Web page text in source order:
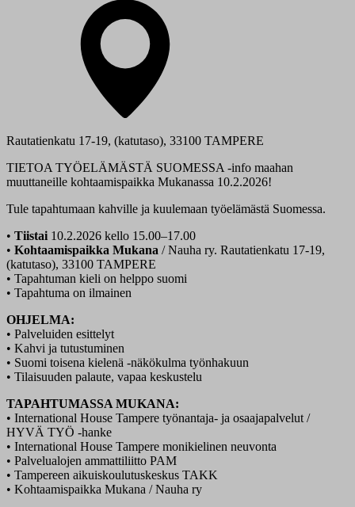
Rautatienkatu 17-19, (katutaso), 33100 TAMPERE
TIETOA TYÖELÄMÄSTÄ SUOMESSA -info maahan
muuttaneille kohtaamispaikka Mukanassa 10.2.2026!
Tule tapahtumaan kahville ja kuulemaan työelämästä Suomessa.
• Tiistai 10.2.2026 kello 15.00–17.00
• Kohtaamispaikka Mukana / Nauha ry. Rautatienkatu 17-19,
(katutaso), 33100 TAMPERE
• Tapahtuman kieli on helppo suomi
• Tapahtuma on ilmainen
OHJELMA:
• Palveluiden esittelyt
• Kahvi ja tutustuminen
• Suomi toisena kielenä -näkökulma työnhakuun
• Tilaisuuden palaute, vapaa keskustelu
TAPAHTUMASSA MUKANA:
• International House Tampere työnantaja- ja osaajapalvelut /
HYVÄ TYÖ -hanke
• International House Tampere monikielinen neuvonta
• Palvelualojen ammattiliitto PAM
• Tampereen aikuiskoulutuskeskus TAKK
• Kohtaamispaikka Mukana / Nauha ry